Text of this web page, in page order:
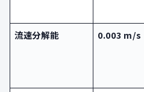
流速分解能
0.003 m/s